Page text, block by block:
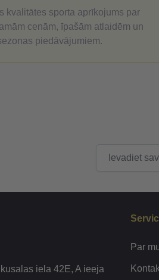
kvalitātes sporta aprīkojums par
cenām, īpašām atlaidēm un
piedāvājumiem.
iela 42E, A ieeja
Par